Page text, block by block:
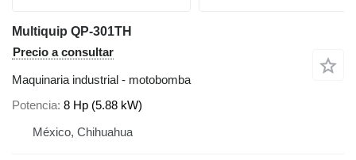
Multiquip QP-301TH
Precio a consultar
Maquinaria industrial - motobomba
Potencia 8 Hp (5.88 kW)
México, Chihuahua